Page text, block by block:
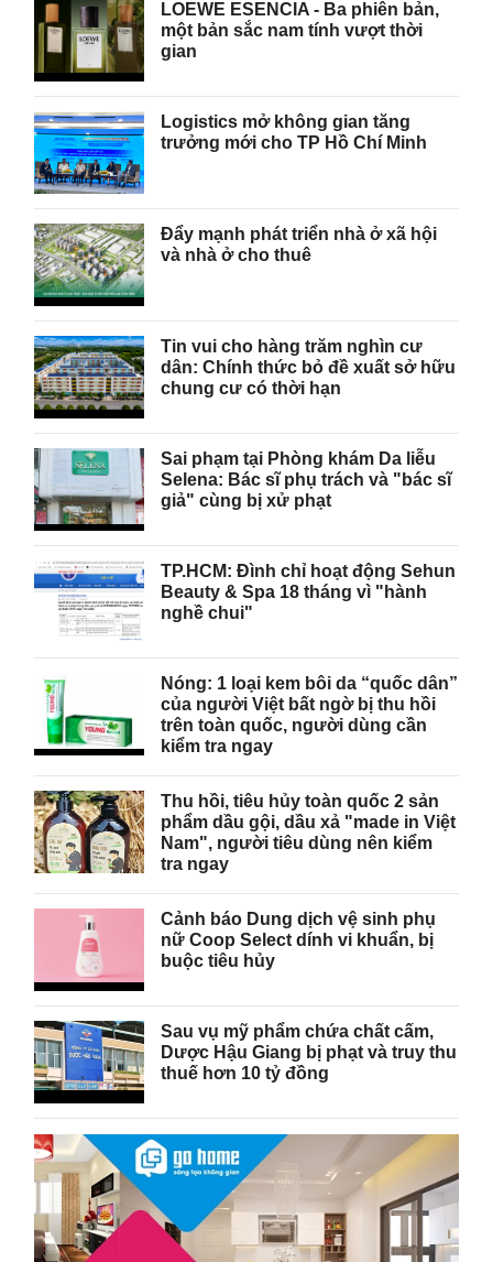
LOEWE ESENCIA - Ba phiên bản,
một bản sắc nam tính vượt thời
gian
Logistics mở không gian tăng
trưởng mới cho TP Hồ Chí Minh
Đẩy mạnh phát triển nhà ở xã hội
và nhà ở cho thuê
Tin vui cho hàng trăm nghìn cư
dân: Chính thức bỏ đề xuất sở hữu
chung cư có thời hạn
Sai phạm tại Phòng khám Da liễu
Selena: Bác sĩ phụ trách và "bác sĩ
giả" cùng bị xử phạt
TP.HCM: Đình chỉ hoạt động Sehun
Beauty & Spa 18 tháng vì "hành
nghề chui"
Nóng: 1 loại kem bôi da “quốc dân”
của người Việt bất ngờ bị thu hồi
trên toàn quốc, người dùng cần
kiểm tra ngay
Thu hồi, tiêu hủy toàn quốc 2 sản
phẩm dầu gội, dầu xả "made in Việt
Nam", người tiêu dùng nên kiểm
tra ngay
Cảnh báo Dung dịch vệ sinh phụ
nữ Coop Select dính vi khuẩn, bị
buộc tiêu hủy
Sau vụ mỹ phẩm chứa chất cấm,
Dược Hậu Giang bị phạt và truy thu
thuế hơn 10 tỷ đồng